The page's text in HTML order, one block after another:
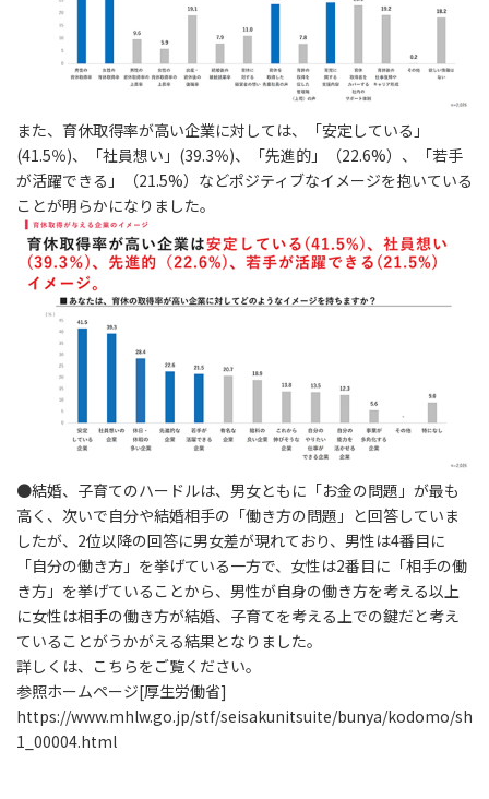
また、育休取得率が高い企業に対しては、「安定している」
(41.5％)、「社員想い」(39.3％)、「先進的」（22.6%）、「若手
が活躍できる」（21.5%）などポジティブなイメージを抱いている
ことが明らかになりました。
●結婚、子育てのハードルは、男女ともに「お金の問題」が最も
高く、次いで自分や結婚相手の「働き方の問題」と回答していま
したが、2位以降の回答に男女差が現れており、男性は4番目に
「自分の働き方」を挙げている一方で、女性は2番目に「相手の働
き方」を挙げていることから、男性が自身の働き方を考える以上
に女性は相手の働き方が結婚、子育てを考える上での鍵だと考え
ていることがうかがえる結果となりました。
詳しくは、こちらをご覧ください。
参照ホームページ[厚生労働省]
https://www.mhlw.go.jp/stf/seisakunitsuite/bunya/kodomo/
1_00004.html